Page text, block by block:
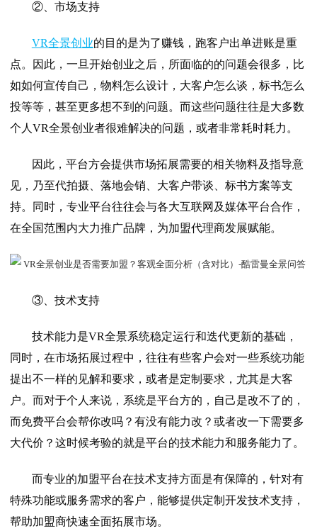
②、市场支持
VR全景创业的目的是为了赚钱，跑客户出单进账是重
点。因此，一旦开始创业之后，所面临的的问题会很多，比
如如何宣传自己，物料怎么设计，大客户怎么谈，标书怎么
投等等，甚至更多想不到的问题。而这些问题往往是大多数
个人VR全景创业者很难解决的问题，或者非常耗时耗力。
因此，平台方会提供市场拓展需要的相关物料及指导意
见，乃至代拍摄、落地会销、大客户带谈、标书方案等支
持。同时，专业平台往往会与各大互联网及媒体平台合作，
在全国范围内大力推广品牌，为加盟代理商发展赋能。
③、技术支持
技术能力是VR全景系统稳定运行和迭代更新的基础，
同时，在市场拓展过程中，往往有些客户会对一些系统功能
提出不一样的见解和要求，或者是定制要求，尤其是大客
户。而对于个人来说，系统是平台方的，自己是改不了的，
而免费平台会帮你改吗？有没有能力改？或者改一下需要多
大代价？这时候考验的就是平台的技术能力和服务能力了。
而专业的加盟平台在技术支持方面是有保障的，针对有
特殊功能或服务需求的客户，能够提供定制开发技术支持，
帮助加盟商快速全面拓展市场。